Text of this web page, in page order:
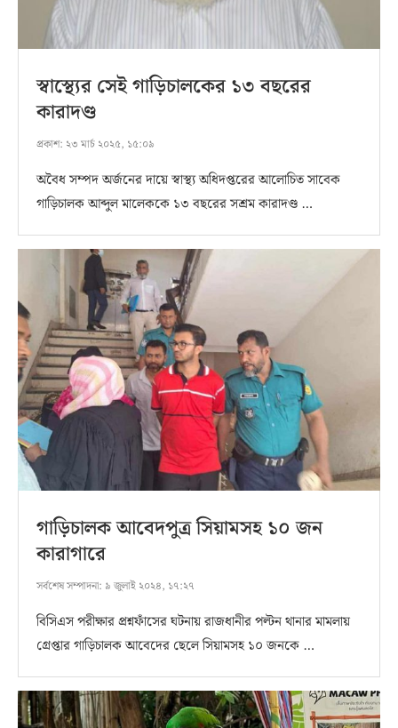
স্বাস্থ্যের সেই গাড়িচালকের ১৩ বছরের
কারাদণ্ড
প্রকাশ: ২৩ মার্চ ২০২৫, ১৫:০৯
অবৈধ সম্পদ অর্জনের দায়ে স্বাস্থ্য অধিদপ্তরের আলোচিত সাবেক
গাড়িচালক আব্দুল মালেককে ১৩ বছরের সশ্রম কারাদণ্ড …
গাড়িচালক আবেদপুত্র সিয়ামসহ ১০ জন
কারাগারে
সর্বশেষ সম্পাদনা: ৯ জুলাই ২০২৪, ১৭:২৭
বিসিএস পরীক্ষার প্রশ্নফাঁসের ঘটনায় রাজধানীর পল্টন থানার মামলায়
গ্রেপ্তার গাড়িচালক আবেদের ছেলে সিয়ামসহ ১০ জনকে …